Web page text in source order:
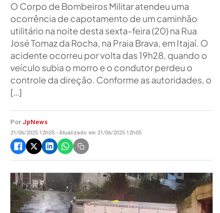
O Corpo de Bombeiros Militar atendeu uma
ocorrência de capotamento de um caminhão
utilitário na noite desta sexta-feira (20) na Rua
José Tomaz da Rocha, na Praia Brava, em Itajaí. O
acidente ocorreu por volta das 19h28, quando o
veículo subia o morro e o condutor perdeu o
controle da direção. Conforme as autoridades, o
[…]
Por JpNews
21/06/2025 12h05 - Atualizado em 21/06/2025 12h05